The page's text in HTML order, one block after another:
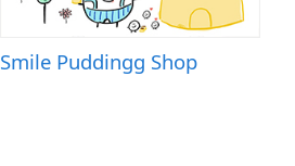
Smile Puddingg Shop